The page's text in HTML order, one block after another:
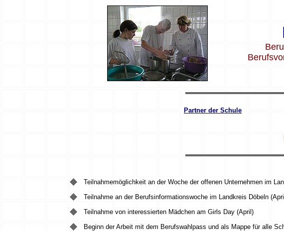
Partner der Schule
Teilnahmemöglichkeit an der Woche der offenen Unternehmen im
Teilnahme an der Berufsinformationswoche im Landkreis Döbeln
Teilnahme von interessierten Mädchen am Girls Day (April)
Beginn der Arbeit mit dem Berufswahlpass und als Mappe für alle